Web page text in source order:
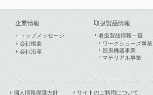
企業情報
トップメッセージ
会社概要
会社沿革
取扱製品情報
取扱製品情報一覧
ワークシューズ事業
厨房機器事業
マテリアル事業
個人情報保護方針 サイトのご利用について